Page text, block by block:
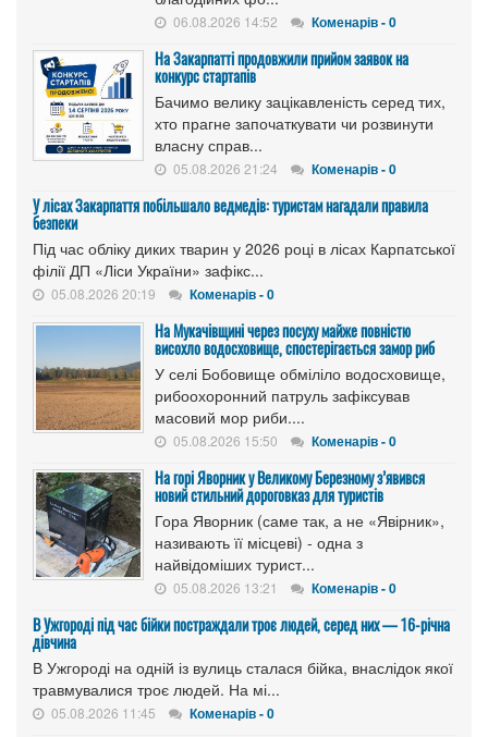
06.08.2026 14:52 Коменарів - 0
На Закарпатті продовжили прийом заявок на
конкурс стартапів
Бачимо велику зацікавленість серед тих,
хто прагне започаткувати чи розвинути
власну справ...
05.08.2026 21:24 Коменарів - 0
У лісах Закарпаття побільшало ведмедів: туристам нагадали правила
безпеки
Під час обліку диких тварин у 2026 році в лісах Карпатської
філії ДП «Ліси України» зафікс...
05.08.2026 20:19 Коменарів - 0
На Мукачівщині через посуху майже повністю
висохло водосховище, спостерігається замор риб
У селі Бобовище обміліло водосховище,
рибоохоронний патруль зафіксував
масовий мор риби....
05.08.2026 15:50 Коменарів - 0
На горі Яворник у Великому Березному з’явився
новий стильний дороговказ для туристів
Гора Яворник (саме так, а не «Явірник»,
називають її місцеві) - одна з
найвідоміших турист...
05.08.2026 13:21 Коменарів - 0
В Ужгороді під час бійки постраждали троє людей, серед них — 16-річна
дівчина
В Ужгороді на одній із вулиць сталася бійка, внаслідок якої
травмувалися троє людей. На мі...
05.08.2026 11:45 Коменарів - 0